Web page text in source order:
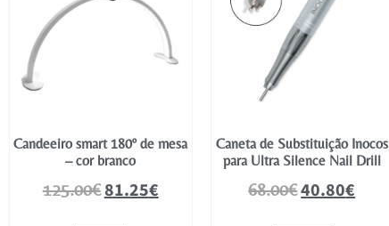
Candeeiro smart 180º de mesa
– cor branco
125.00€81.25€
Caneta de Substituição Inocos
para Ultra Silence Nail Drill
68.00€40.80€